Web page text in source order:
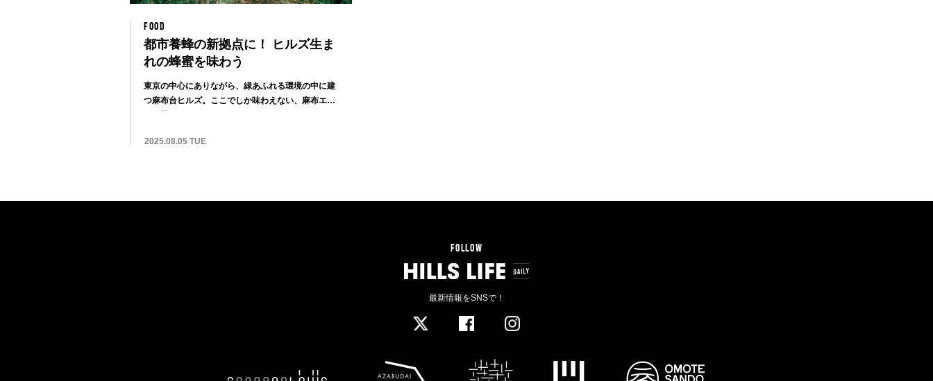
FOOD
都市養蜂の新拠点に！ ヒルズ生ま
れの蜂蜜を味わう
東京の中心にありながら、緑あふれる環境の中に建
つ麻布台ヒルズ。ここでしか味わえない、麻布エリ
2025.08.05 TUE
FOLLOW
最新情報をSNSで！